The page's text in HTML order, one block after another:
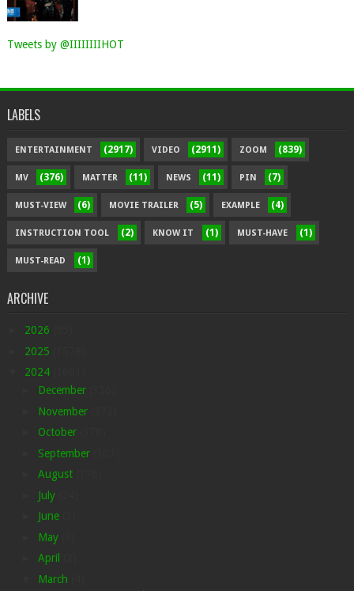
Tweets by @IIIIIIIIHOT
LABELS
ENTERTAINMENT (2917) VIDEO (2911) ZOOM (839)
MV (376) MATTER (11) NEWS (11) PIN (7)
MUST-VIEW (6) MOVIE TRAILER (5) EXAMPLE (4)
INSTRUCTION TOOL (2) KNOW IT (1) MUST-HAVE (1)
MUST-READ (1)
ARCHIVE
2026
2025
2024
December
November
October
September
August
July
June
May
April
March